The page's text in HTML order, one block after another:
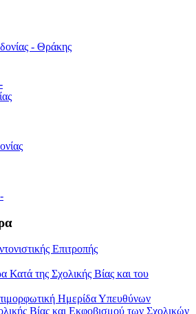
- Θράκης
Επιτροπής
Κατά της Σχολικής Βίας και του
Ημερίδα Υπευθύνων
Βίας και Εκφοβισμού των Σχολικών